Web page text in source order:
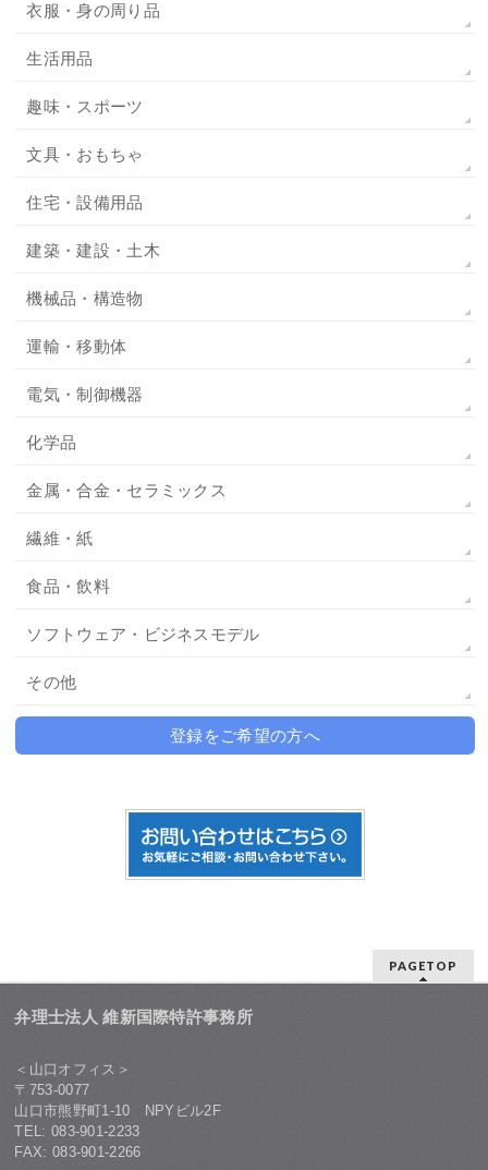
衣服・身の周り品
生活用品
趣味・スポーツ
文具・おもちゃ
住宅・設備用品
建築・建設・土木
機械品・構造物
運輸・移動体
電気・制御機器
化学品
金属・合金・セラミックス
繊維・紙
食品・飲料
ソフトウェア・ビジネスモデル
その他
登録をご希望の方へ
PAGETOP
弁理士法人 維新国際特許事務所
＜山口オフィス＞
〒753-0077
山口市熊野町1-10 NPYビル2F
TEL: 083-901-2233
FAX: 083-901-2266